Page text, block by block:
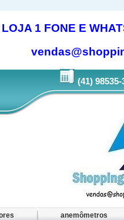
1 FONE E
(41) 98535-
anemômetros